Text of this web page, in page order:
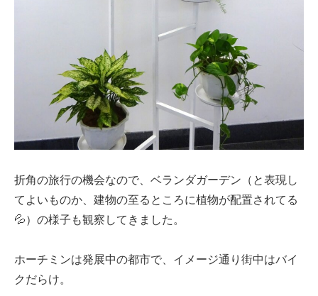
折角の旅行の機会なので、ベランダガーデン（と表現し
てよいものか、建物の至るところに植物が配置されてる
💦）の様子も観察してきました。
ホーチミンは発展中の都市で、イメージ通り街中はバイ
クだらけ。